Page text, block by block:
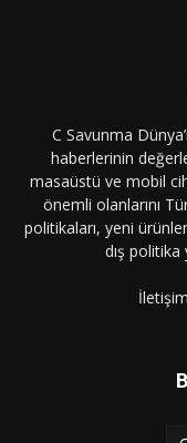
C Savunma
haberlerinin
masaüstü ve mobil
önemli olanlarını
politikaları, yeni
dış politika